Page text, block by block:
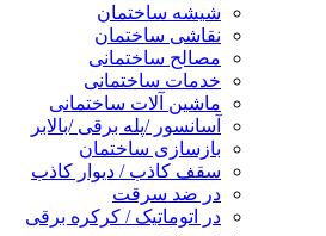
شیشه ساختمان
نقاشی ساختمان
مصالح ساختمانی
خدمات ساختمانی
ماشین آلات ساختمانی
آسانسور /پله برقی /بالابر
بازسازی ساختمان
سقف کاذب / دیوار کاذب
در ضد سرقت
در اتوماتیک / کرکره برقی